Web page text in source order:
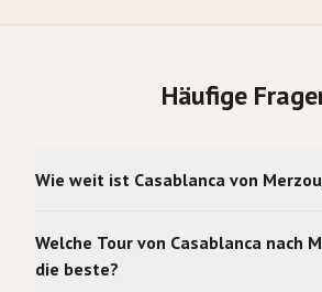
Häufige
Wie weit ist Casablanca von
Welche Tour von Casablanca nach
die beste?